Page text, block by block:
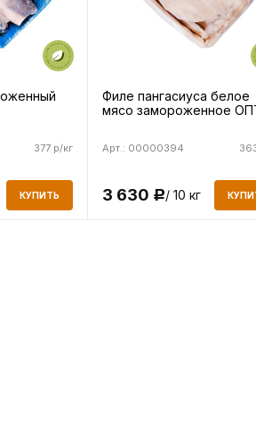
377 р/кг
КУПИТЬ
Филе пангасиуса белое
мясо замороженное
Арт.: 00000394
3 630 Р/ 10 кг